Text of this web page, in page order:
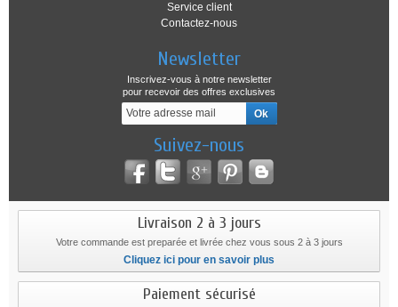
Service client
Contactez-nous
Newsletter
Inscrivez-vous à notre newsletter
pour recevoir des offres exclusives
Suivez-nous
Livraison 2 à 3 jours
Votre commande est preparée et livrée chez vous sous 2 à 3 jours
Cliquez ici pour en savoir plus
Paiement sécurisé